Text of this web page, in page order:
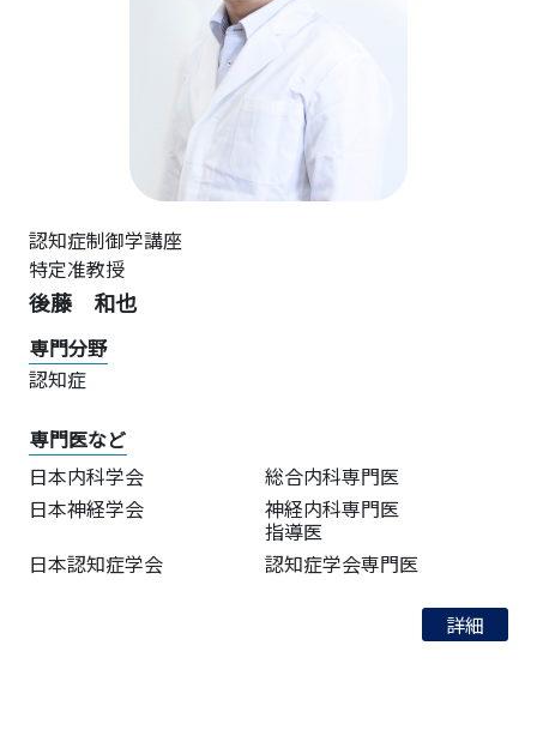
認知症制御学講座
特定准教授
後藤 和也
専門分野
認知症
専門医など
日本内科学会
総合内科専門医
日本神経学会
神経内科専門医
指導医
日本認知症学会
認知症学会専門医
詳細